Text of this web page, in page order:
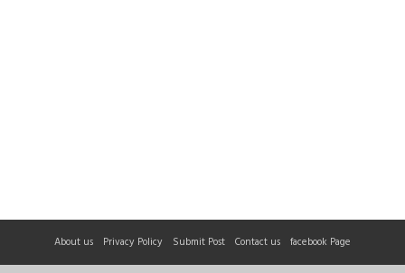
About us Privacy Policy Submit Post Contact us facebook Page